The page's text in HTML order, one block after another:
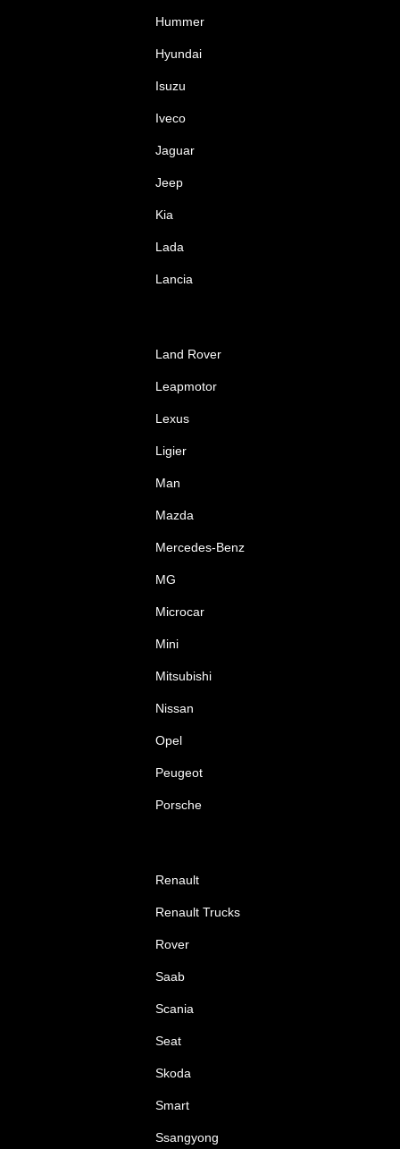
Hummer
Hyundai
Isuzu
Iveco
Jaguar
Jeep
Kia
Lada
Lancia
Land Rover
Leapmotor
Lexus
Ligier
Man
Mazda
Mercedes-Benz
MG
Microcar
Mini
Mitsubishi
Nissan
Opel
Peugeot
Porsche
Renault
Renault Trucks
Rover
Saab
Scania
Seat
Skoda
Smart
Ssangyong